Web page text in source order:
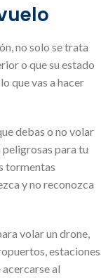
no solo se trata
o que su estado
que vas a hacer
debas o no volar
para tu
tormentas
y no reconozca
volar un drone,
estaciones
al